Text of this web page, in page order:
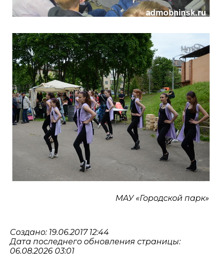
МАУ «Городской парк»
Создано: 19.06.2017 12:44
Дата последнего обновления страницы:
06.08.2026 03:01